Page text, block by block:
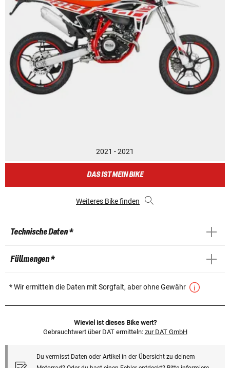
2021 - 2021
DAS IST MEIN BIKE
Weiteres Bike finden
Technische Daten *
Füllmengen *
* Wir ermitteln die Daten mit Sorgfalt, aber ohne Gewähr
Wieviel ist dieses Bike wert?
Gebrauchtwert über DAT ermitteln: zur DAT GmbH
Du vermisst Daten oder Artikel in der Übersicht zu deinem